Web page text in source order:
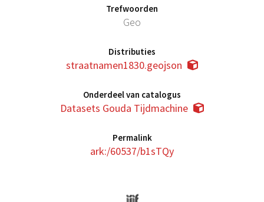
Trefwoorden
Geo
Distributies
straatnamen1830.geojson
Onderdeel van catalogus
Datasets Gouda Tijdmachine
Permalink
ark:/60537/b1sTQy